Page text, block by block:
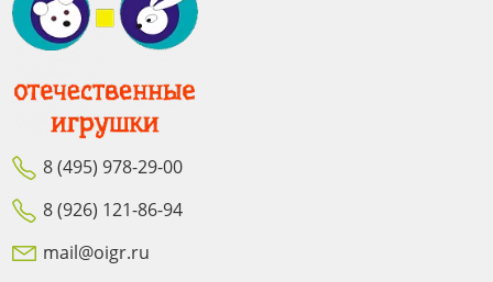
8 (495) 978-29-00
8 (926) 121-86-94
mail@oigr.ru